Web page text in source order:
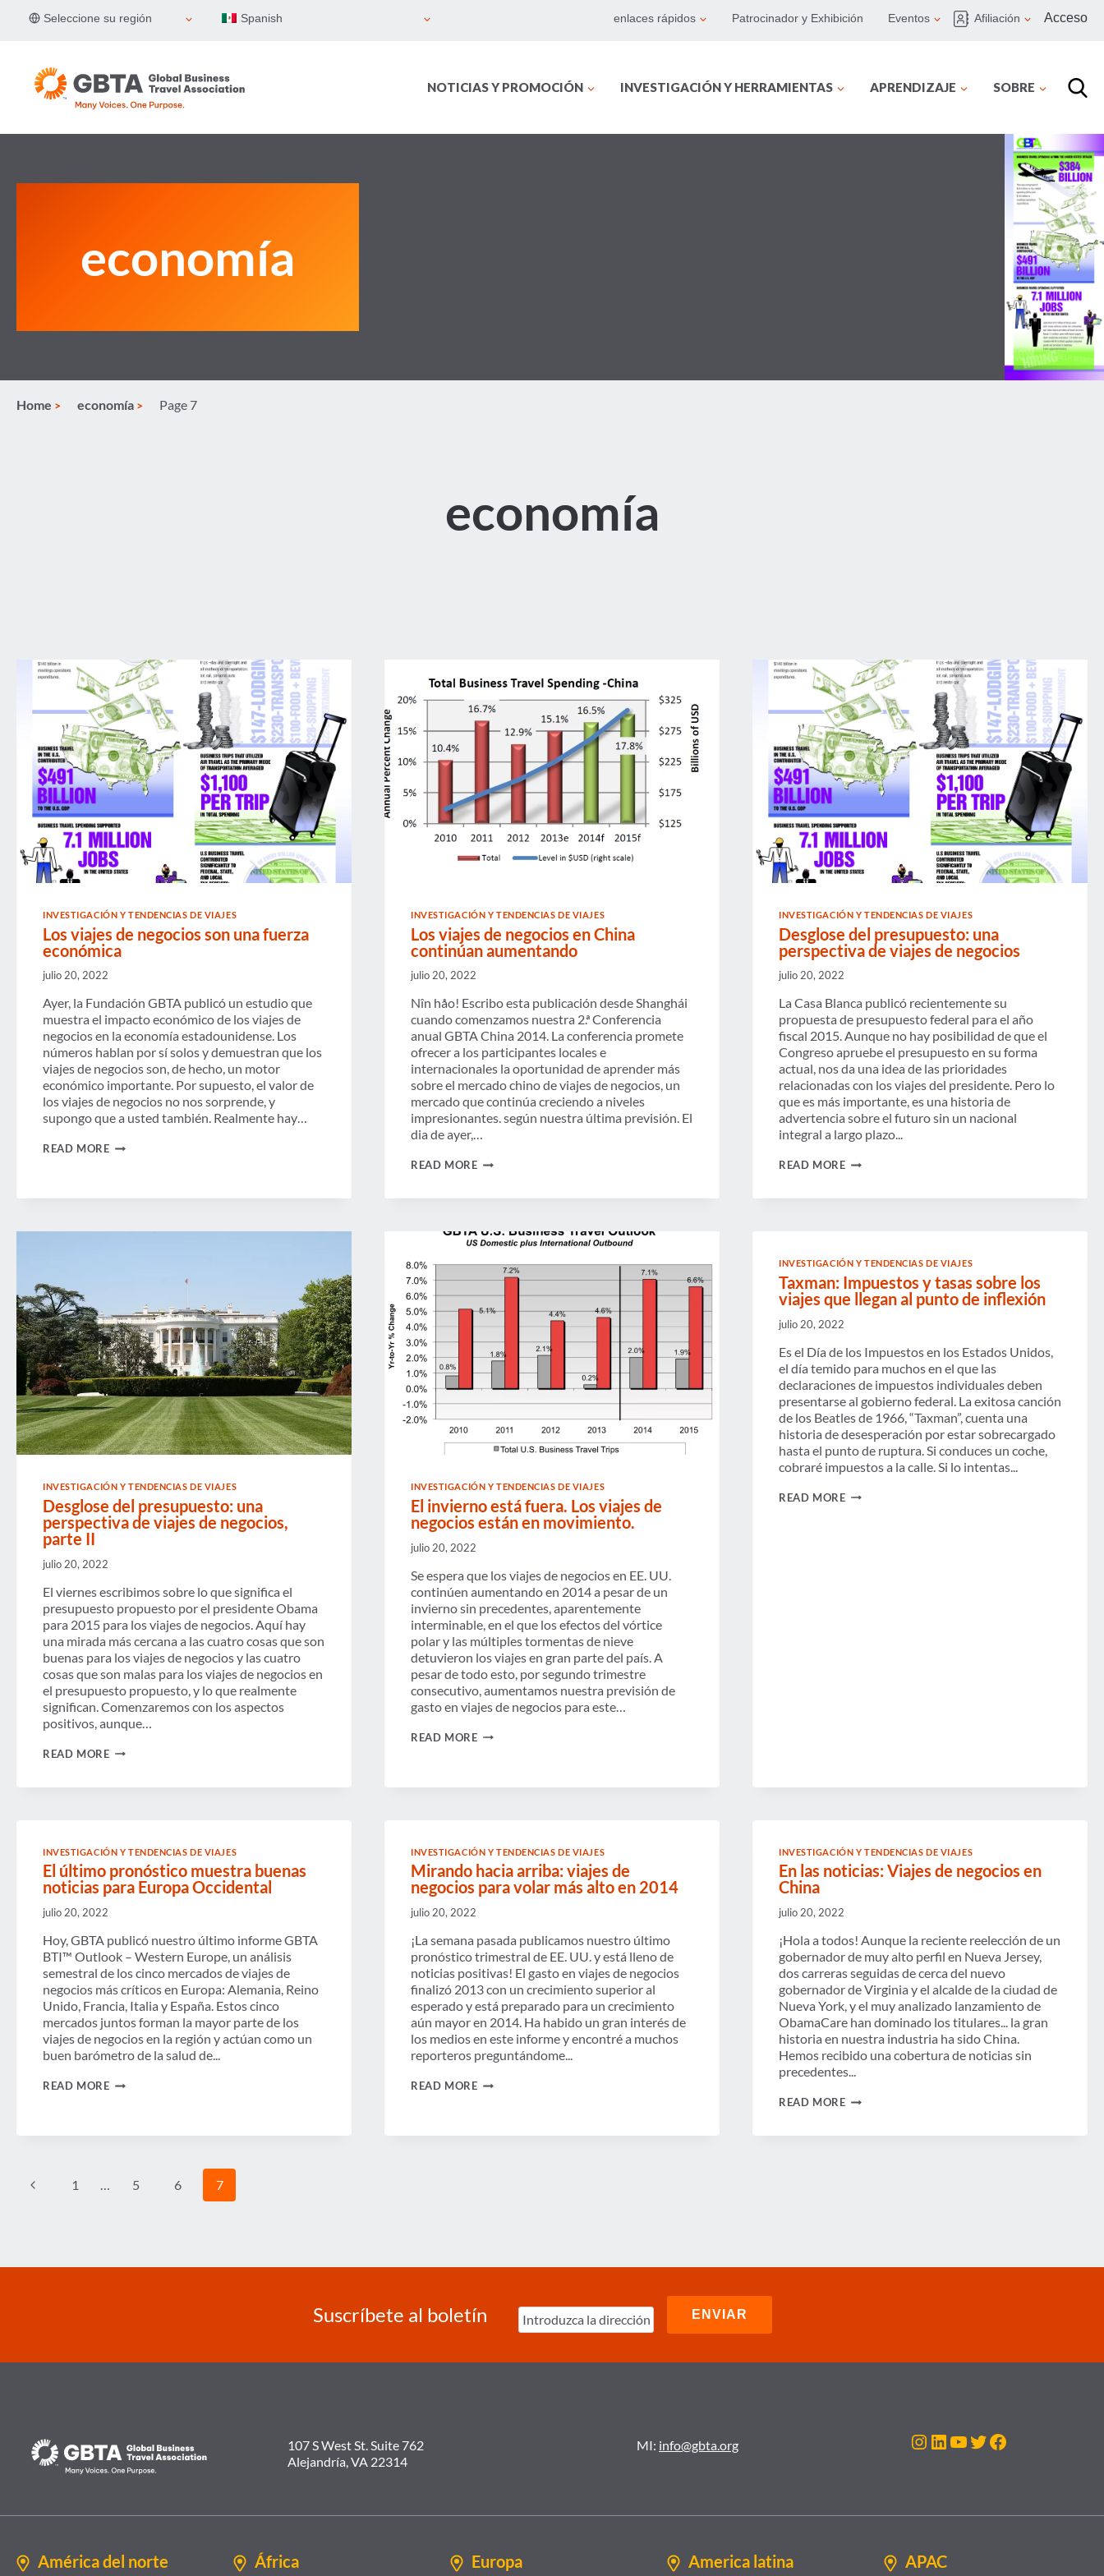
Seleccione su región Spanish enlaces rápidos Patrocinador y Exhibición Eventos Afiliación Acceso
NOTICIAS Y PROMOCIÓN INVESTIGACIÓN Y HERRAMIENTAS APRENDIZAJE SOBRE
economía
Home economía Page 7
economía
INVESTIGACIÓN Y TENDENCIAS DE VIAJES
Los viajes de negocios son una fuerza
económica
julio 20, 2022
Ayer, la Fundación GBTA publicó un estudio que
muestra el impacto económico de los viajes de
negocios en la economía estadounidense. Los
números hablan por sí solos y demuestran que los
viajes de negocios son, de hecho, un motor
económico importante. Por supuesto, el valor de
los viajes de negocios no nos sorprende, y
supongo que a usted también. Realmente hay…
READ MORELOS
SON
INVESTIGACIÓN Y TENDENCIAS DE VIAJES
Los viajes de negocios en China
continúan aumentando
julio 20, 2022
Nîn håo! Escribo esta publicación desde Shanghái
cuando comenzamos nuestra 2.ª Conferencia
anual GBTA China 2014. La conferencia promete
ofrecer a los participantes locales e
internacionales la oportunidad de aprender más
sobre el mercado chino de viajes de negocios, un
mercado que continúa creciendo a niveles
impresionantes. según nuestra última previsión. El
dia de ayer,…
READ MORELOS
NEGOCIOS
CONTINÚAN
INVESTIGACIÓN Y TENDENCIAS DE VIAJES
Desglose del presupuesto: una
perspectiva de viajes de negocios
julio 20, 2022
La Casa Blanca publicó recientemente su
propuesta de presupuesto federal para el año
fiscal 2015. Aunque no hay posibilidad de que el
Congreso apruebe el presupuesto en su forma
actual, nos da una idea de las prioridades
relacionadas con los viajes del presidente. Pero lo
que es más importante, es una historia de
advertencia sobre el futuro sin un nacional
integral a largo plazo...
READ MOREDESGLOSE
UNA
NEGOCIOS
INVESTIGACIÓN Y TENDENCIAS DE VIAJES
Desglose del presupuesto: una
perspectiva de viajes de negocios,
parte II
julio 20, 2022
El viernes escribimos sobre lo que significa el
presupuesto propuesto por el presidente Obama
para 2015 para los viajes de negocios. Aquí hay
una mirada más cercana a las cuatro cosas que son
buenas para los viajes de negocios y las cuatro
cosas que son malas para los viajes de negocios en
el presupuesto propuesto, y lo que realmente
significan. Comenzaremos con los aspectos
positivos, aunque…
READ MOREDESGLOSE
UNA
NEGOCIOS,
PARTE
II
INVESTIGACIÓN Y TENDENCIAS DE VIAJES
El invierno está fuera. Los viajes de
negocios están en movimiento.
julio 20, 2022
Se espera que los viajes de negocios en EE. UU.
continúen aumentando en 2014 a pesar de un
invierno sin precedentes, aparentemente
interminable, en el que los efectos del vórtice
polar y las múltiples tormentas de nieve
detuvieron los viajes en gran parte del país. A
pesar de todo esto, por segundo trimestre
consecutivo, aumentamos nuestra previsión de
gasto en viajes de negocios para este…
READ MOREEL
LOS
EN
MOVIMIENTO.
INVESTIGACIÓN Y TENDENCIAS DE VIAJES
Taxman: Impuestos y tasas sobre los
viajes que llegan al punto de inflexión
julio 20, 2022
Es el Día de los Impuestos en los Estados Unidos,
el día temido para muchos en el que las
declaraciones de impuestos individuales deben
presentarse al gobierno federal. La exitosa canción
de los Beatles de 1966, “Taxman”, cuenta una
historia de desesperación por estar sobrecargado
hasta el punto de ruptura. Si conduces un coche,
cobraré impuestos a la calle. Si lo intentas...
READ MORETAXMAN:
INVESTIGACIÓN Y TENDENCIAS DE VIAJES
El último pronóstico muestra buenas
noticias para Europa Occidental
julio 20, 2022
Hoy, GBTA publicó nuestro último informe GBTA
BTI™ Outlook – Western Europe, un análisis
semestral de los cinco mercados de viajes de
negocios más críticos en Europa: Alemania, Reino
Unido, Francia, Italia y España. Estos cinco
mercados juntos forman la mayor parte de los
viajes de negocios en la región y actúan como un
buen barómetro de la salud de...
READ MOREEL
BUENAS
OCCIDENTAL
INVESTIGACIÓN Y TENDENCIAS DE VIAJES
Mirando hacia arriba: viajes de
negocios para volar más alto en 2014
julio 20, 2022
¡La semana pasada publicamos nuestro último
pronóstico trimestral de EE. UU. y está lleno de
noticias positivas! El gasto en viajes de negocios
finalizó 2013 con un crecimiento superior al
esperado y está preparado para un crecimiento
aún mayor en 2014. Ha habido un gran interés de
los medios en este informe y encontré a muchos
reporteros preguntándome...
READ MOREMIRANDO
DE
INVESTIGACIÓN Y TENDENCIAS DE VIAJES
En las noticias: Viajes de negocios en
China
julio 20, 2022
¡Hola a todos! Aunque la reciente reelección de un
gobernador de muy alto perfil en Nueva Jersey,
dos carreras seguidas de cerca del nuevo
gobernador de Virginia y el alcalde de la ciudad de
Nueva York, y el muy analizado lanzamiento de
ObamaCare han dominado los titulares... la gran
historia en nuestra industria ha sido China.
Hemos recibido una cobertura de noticias sin
precedentes...
READ MOREEN
VIAJES
Page
Previous1 … 5 6 7
Suscríbete al boletín
107 S West St. Suite 762
Alejandría, VA 22314
MI: info@gbta.org Instagram
LinkedIn
YouTube
Twitter
Facebook
América del norte África Europa America latina APAC